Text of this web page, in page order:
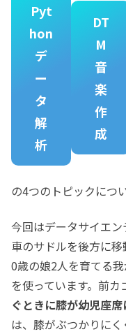
Pyt
hon
デ
ー
タ
解
析
DT
M
音
楽
作
成
の4つのトピックにつ
今回はデータサイエ
車のサドルを後方に
0歳の娘2人を育てる
を使っています。前カ
ぐときに膝が幼児座
は、膝がぶつかりに